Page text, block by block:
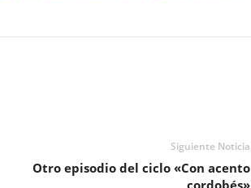
Siguiente Noticia
Otro episodio del ciclo «Con acento
cordobés»